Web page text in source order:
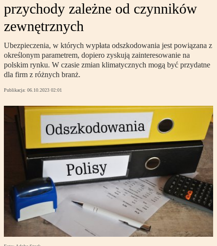
przychody zależne od czynników
zewnętrznych
Ubezpieczenia, w których wypłata odszkodowania jest powiązana z
określonym parametrem, dopiero zyskują zainteresowanie na
polskim rynku. W czasie zmian klimatycznych mogą być przydatne
dla firm z różnych branż.
Publikacja: 06.10.2023 02:01